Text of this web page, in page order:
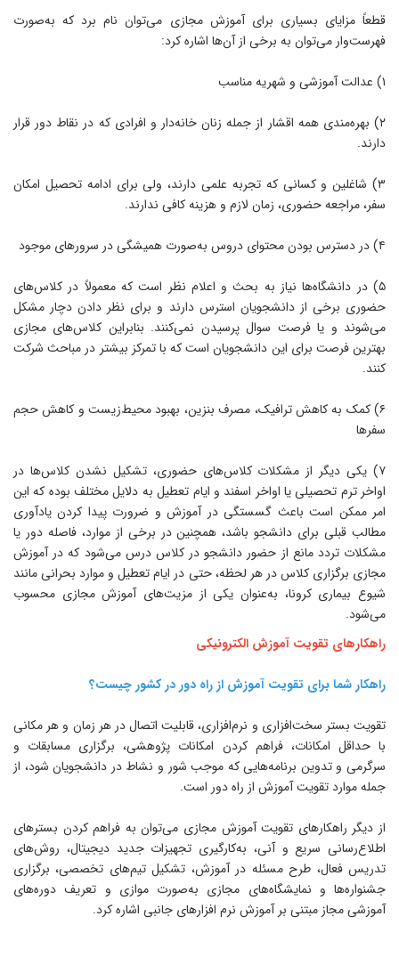
مزایای بسیاری برای آموزش مجازی می‌توان نام برد که به‌صورت
می‌توان به برخی از آن‌ها اشاره کرد:
۲) بهره‌مندی همه اقشار از جمله زنان خانه‌دار و افرادی که در نقاط دور قرار
۳) شاغلین و کسانی که تجربه علمی دارند، ولی برای ادامه تحصیل امکان
مراجعه حضوری، زمان لازم و هزینه کافی ندارند.
۵) در دانشگاه‌ها نیاز به بحث و اعلام نظر است که معمولاً در کلاس‌های
برخی از دانشجویان استرس دارند و برای نظر دادن دچار مشکل
و یا فرصت سوال پرسیدن نمی‌کنند. بنابراین کلاس‌های مجازی
فرصت برای این دانشجویان است که با تمرکز بیشتر در مباحث شرکت
۶) کمک به کاهش ترافیک، مصرف بنزین، بهبود محیط‌زیست و کاهش حجم
۷) یکی دیگر از مشکلات کلاس‌های حضوری، تشکیل نشدن کلاس‌ها در
ترم تحصیلی یا اواخر اسفند و ایام تعطیل به دلایل مختلف بوده که این
ممکن است باعث گسستگی در آموزش و ضرورت پیدا کردن یادآوری
قبلی برای دانشجو باشد، همچنین در برخی از موارد، فاصله دور یا
تردد مانع از حضور دانشجو در کلاس درس می‌شود که در آموزش
برگزاری کلاس در هر لحظه، حتی در ایام تعطیل و موارد بحرانی مانند
بیماری کرونا، به‌عنوان یکی از مزیت‌های آموزش مجازی محسوب
تقویت آموزش الکترونیکی
شما برای تقویت آموزش از راه دور در کشور چیست؟
بستر سخت‌افزاری و نرم‌افزاری، قابلیت اتصال در هر زمان و هر مکانی
حداقل امکانات، فراهم کردن امکانات پژوهشی، برگزاری مسابقات و
و تدوین برنامه‌هایی که موجب شور و نشاط در دانشجویان شود، از
موارد تقویت آموزش از راه دور است‌.
دیگر راهکارهای تقویت آموزش مجازی می‌توان به فراهم کردن بسترهای
سریع و آنی، به‌کارگیری تجهیزات جدید دیجیتال، روش‌های
فعال، طرح مسئله در آموزش، تشکیل تیم‌های تخصصی، برگزاری
و نمایشگاه‌های مجازی به‌صورت موازی و تعریف دوره‌های
مجاز مبتنی بر آموزش نرم افزار‌های جانبی اشاره کرد.